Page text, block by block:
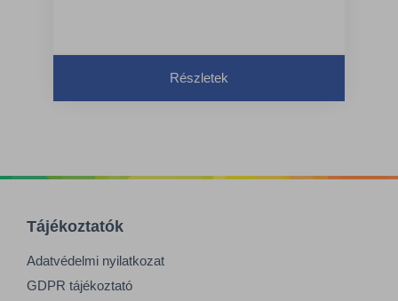
Részletek
Tájékoztatók
Adatvédelmi nyilatkozat
GDPR tájékoztató